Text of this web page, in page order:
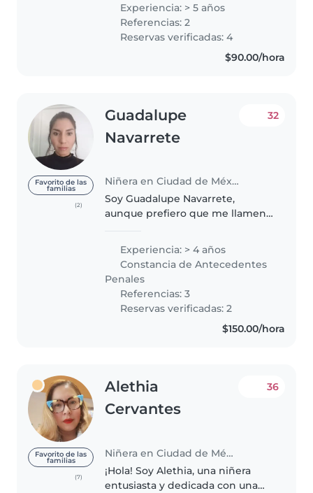
bebés, niños pequeños,
preescolares y escolares. Tengo
experiencia cuidando..
Experiencia: > 5 años
Referencias: 2
Reservas verificadas: 4
$90.00/hora
Favorito de las
familias
(2)
Guadalupe
Navarrete
Niñera en Ciudad de México
32
Soy Guadalupe Navarrete,
aunque prefiero que me llamen
un profundo sentido en el
trabajo con niños. Para mí,
acompañarlos implica una gran
responsabilidad,..
Experiencia: > 4 años
Constancia de Antecedentes
Penales
Referencias: 3
Reservas verificadas: 2
$150.00/hora
Favorito de las
familias
(7)
Alethia
Cervantes
Niñera en Ciudad de México
36
¡Hola! Soy Alethia, una niñera
entusiasta y dedicada con una